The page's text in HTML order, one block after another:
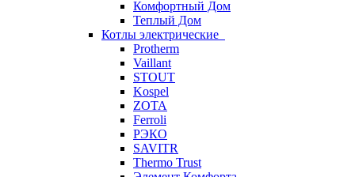
Комфортный Дом
Теплый Дом
Котлы электрические
Protherm
Vaillant
STOUT
Kospel
ZOTA
Ferroli
РЭКО
SAVITR
Thermo Trust